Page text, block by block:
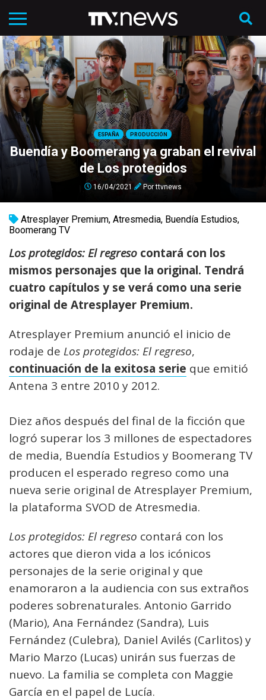
ESPAÑA PRODUCCIÓN
Buendía y Boomerang ya graban el revival
de Los protegidos
16/04/2021 Porttvnews
Atresplayer Premium, Atresmedia, Buendía Estudios,
Boomerang TV
Los protegidos: El regreso contará con los
mismos personajes que la original. Tendrá
cuatro capítulos y se verá como una serie
original de Atresplayer Premium.
Atresplayer Premium anunció el inicio de
rodaje de Los protegidos: El regreso,
continuación de la exitosa serie que emitió
Antena 3 entre 2010 y 2012.
Diez años después del final de la ficción que
logró superar los 3 millones de espectadores
de media, Buendía Estudios y Boomerang TV
producen el esperado regreso como una
nueva serie original de Atresplayer Premium,
la plataforma SVOD de Atresmedia.
Los protegidos: El regreso contará con los
actores que dieron vida a los icónicos
personajes de la serie original y que
enamoraron a la audiencia con sus extraños
poderes sobrenaturales. Antonio Garrido
(Mario), Ana Fernández (Sandra), Luis
Fernández (Culebra), Daniel Avilés (Carlitos) y
Mario Marzo (Lucas) unirán sus fuerzas de
nuevo. La familia se completa con Maggie
García en el papel de Lucía.